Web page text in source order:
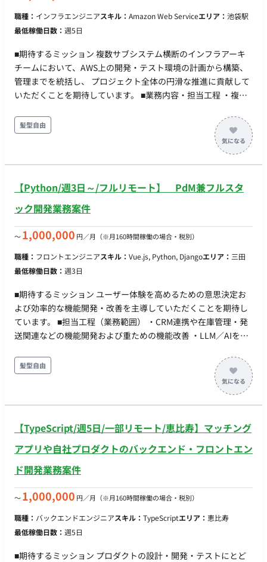
Cloud, Cloud Run, Docker, GitHub Actions, Vercel, OpenAI ■
働き方 ・稼働量：月160時間稼働 ・リモート稼働：フルリモー
ンに稼働できる方）
職種： インフラエンジニアスキル： Amazon Web Serviceエリア： 池袋駅
最低稼働日数： 週5日
■期待するミッション 複数サブシステム横断のインフラアーキ
チームにおいて、AWS上の開発・テスト環境の計画から構築、
管理までを統括し、 プロジェクト全体の円滑な推進に貢献して
いただくことを期待しています。 ■業務内容・担当工程 ・複数
開発・テスト環境を計画・構築・管理 ・必要な環境数・構成・
スペック・利用期間の設計、環境利用スケジュール調整 ・未使
用環境の停止等を含むAWSリソース・コスト管理、環境運用ル
ール整備 ■働き方 ・稼働量：週5日 ・リモート稼働：一部リモ
日程度出社できる方好ましい）
髪型自由
【Python/週3日～/フルリモート】 PdM兼フルスタ
ック開発業務案件
〜1,000,000 円／月 （※月160時間稼働の場合・税別）
職種： フロントエンジニアスキル： Vue.js, Python, Djangoエリア： 三田
最低稼働日数： 週3日
■期待するミッション ユーザー体験を高めるための意思決定お
よび効率的な機能開発・改善を主導していただくことを期待し
ています。 ■担当工程（業務範囲） ・CRM連携や在庫管理・発
送関連などの機能開発および重ための機能改善 ・LLM／AIを活
プロダクト仕様策定および開発業務 ■開発環境 ・プログラミン
グ：Python, JavaScript, TypeScript ・FW：Django, Vue.js ・
髪型自由
【TypeScript/週5日/一部リモート/恵比寿】マッチング
アプリや自社プロダクトのバックエンド・フロントエン
ド開発業務案件
〜1,000,000 円／月 （※月160時間稼働の場合・税別）
職種： バックエンドエンジニアスキル： TypeScriptエリア： 恵比寿
最低稼働日数： 週5日
■期待するミッション プロダクトの設計・開発・テストにとど